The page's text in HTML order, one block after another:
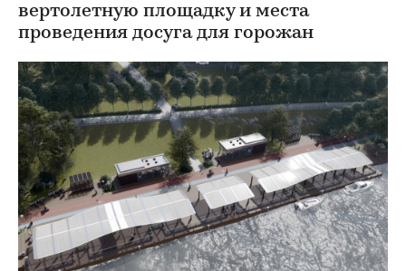
вертолетную площадку и места
проведения досуга для горожан